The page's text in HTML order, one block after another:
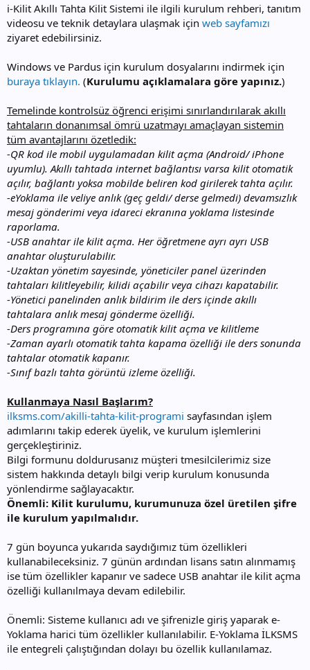
i-Kilit Akıllı Tahta Kilit Sistemi ile ilgili kurulum rehberi, tanıtım
videosu ve teknik detaylara ulaşmak için web sayfamızı
ziyaret edebilirsiniz.
Windows ve Pardus için kurulum dosyalarını indirmek için
buraya tıklayın. (Kurulumu açıklamalara göre yapınız.)
Temelinde kontrolsüz öğrenci erişimi sınırlandırılarak akıllı
tahtaların donanımsal ömrü uzatmayı amaçlayan sistemin
tüm avantajlarını özetledik:
-QR kod ile mobil uygulamadan kilit açma (Android/ iPhone
uyumlu). Akıllı tahtada internet bağlantısı varsa kilit otomatik
açılır, bağlantı yoksa mobilde beliren kod girilerek tahta açılır.
-eYoklama ile veliye anlık (geç geldi/ derse gelmedi) devamsızlık
mesaj gönderimi veya idareci ekranına yoklama listesinde
raporlama.
-USB anahtar ile kilit açma. Her öğretmene ayrı ayrı USB
anahtar oluşturulabilir.
-Uzaktan yönetim sayesinde, yöneticiler panel üzerinden
tahtaları kilitleyebilir, kilidi açabilir veya cihazı kapatabilir.
-Yönetici panelinden anlık bildirim ile ders içinde akıllı
tahtalara anlık mesaj gönderme özelliği.
-Ders programına göre otomatik kilit açma ve kilitleme
-Zaman ayarlı otomatik tahta kapama özelliği ile ders sonunda
tahtalar otomatik kapanır.
-Sınıf bazlı tahta görüntü izleme özelliği.
Kullanmaya Nasıl Başlarım?
ilksms.com/akilli-tahta-kilit-programi sayfasından işlem
adımlarını takip ederek üyelik, ve kurulum işlemlerini
gerçekleştiriniz.
Bilgi formunu doldurusanız müşteri tmesilcilerimiz size
sistem hakkında detaylı bilgi verip kurulum konusunda
yönlendirme sağlayacaktır.
Önemli: Kilit kurulumu, kurumunuza özel üretilen şifre
ile kurulum yapılmalıdır.
7 gün boyunca yukarıda saydığımız tüm özellikleri
kullanabileceksiniz. 7 günün ardından lisans satın alınmamış
ise tüm özellikler kapanır ve sadece USB anahtar ile kilit açma
özelliği kullanılmaya devam edilebilir.
Önemli: Sisteme kullanıcı adı ve şifrenizle giriş yaparak e-
Yoklama harici tüm özellikler kullanılabilir. E-Yoklama İLKSMS
ile entegreli çalıştığından dolayı bu özellik kullanılamaz.